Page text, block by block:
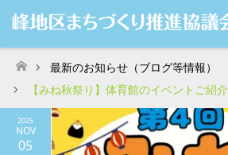
ホーム
最新のお知らせ（ブログ等情報）
【みね秋祭り】体育館のイベントご紹介
2025
NOV
05